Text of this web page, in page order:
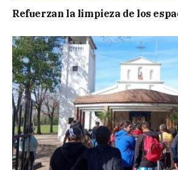
Refuerzan la limpieza de los